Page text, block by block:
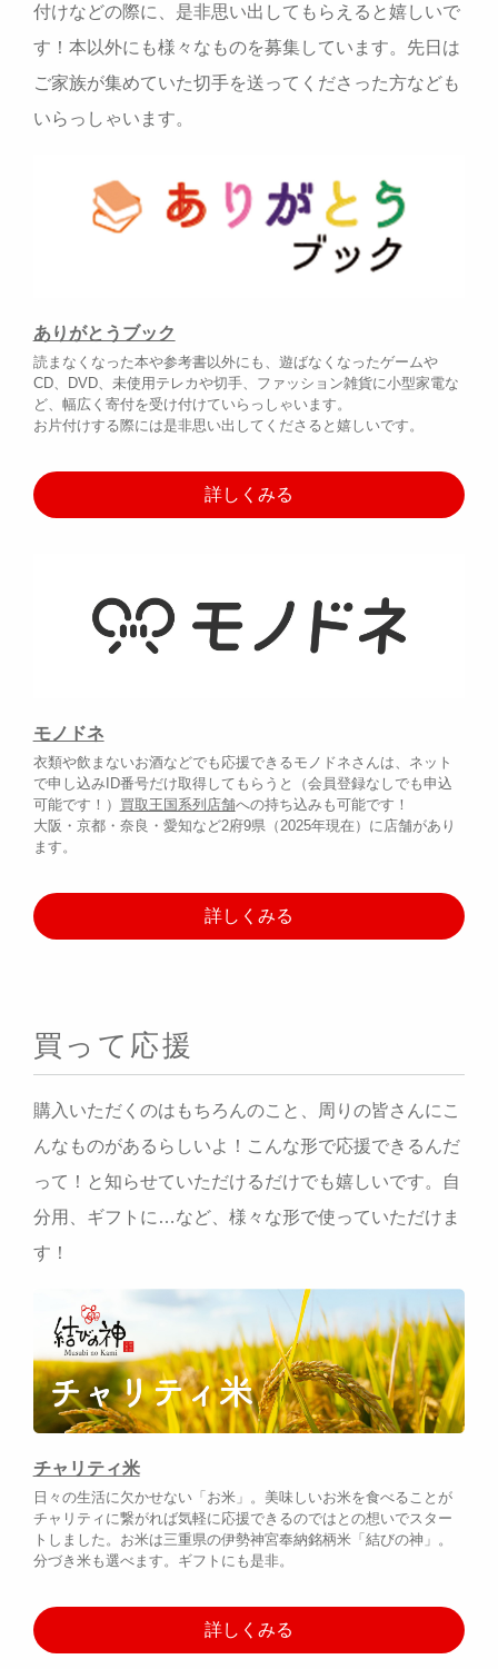
付けなどの際に、是非思い出してもらえると嬉しいで
す！本以外にも様々なものを募集しています。先日は
ご家族が集めていた切手を送ってくださった方なども
いらっしゃいます。
ありがとうブック
読まなくなった本や参考書以外にも、遊ばなくなったゲームや
CD、DVD、未使用テレカや切手、ファッション雑貨に小型家電な
ど、幅広く寄付を受け付けていらっしゃいます。
お片付けする際には是非思い出してくださると嬉しいです。
詳しくみる
モノドネ
衣類や飲まないお酒などでも応援できるモノドネさんは、ネット
で申し込みID番号だけ取得してもらうと（会員登録なしでも申込
可能です！） 買取王国系列店舗への持ち込みも可能です！
大阪・京都・奈良・愛知など2府9県（2025年現在）に店舗があり
ます。
詳しくみる
買って応援
購入いただくのはもちろんのこと、周りの皆さんにこ
んなものがあるらしいよ！こんな形で応援できるんだ
って！と知らせていただけるだけでも嬉しいです。自
分用、ギフトに…など、様々な形で使っていただけま
す！
チャリティ米
日々の生活に欠かせない「お米」。美味しいお米を食べることが
チャリティに繋がれば気軽に応援できるのではとの想いでスター
トしました。お米は三重県の伊勢神宮奉納銘柄米「結びの神」。
分づき米も選べます。ギフトにも是非。
詳しくみる